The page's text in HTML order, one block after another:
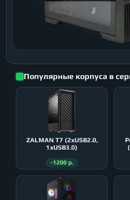
Популярные корпуса в
ZALMAN T7 (2xUSB2.0,
1xUSB3.0)
-1200 р.